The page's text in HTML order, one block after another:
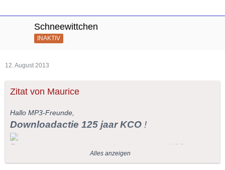
Schneewittchen
INAKTIV
12. August 2013
Zitat von Maurice
Hallo MP3-Freunde,
Downloadactie 125 jaar KCO !
Er is iedere maand een nieuwe download van het KCO
beschikbaar op radio4.nl/kco.Alles anzeigen